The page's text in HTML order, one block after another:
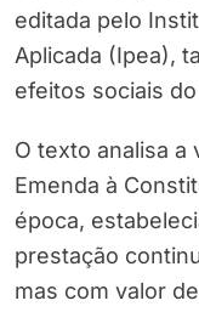
editada pelo
Aplicada (Ipea),
efeitos sociais
O texto analisa a
Emenda à
época,
prestação
mas com valor